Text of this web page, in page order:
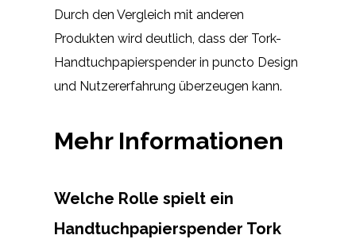
Durch den Vergleich mit anderen
Produkten wird deutlich, dass der Tork-
Handtuchpapierspender in puncto Design
und Nutzererfahrung überzeugen kann.
Mehr Informationen
Welche Rolle spielt ein
Handtuchpapierspender Tork